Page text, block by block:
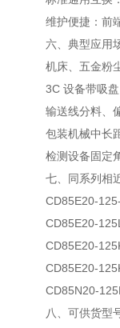
维护便捷：前
六、典型应用
机床、五金粉
3C 设备带吸
输送线分料、
包装机械中长
检测设备固定
七、同系列相
CD85E20-
CD85E20-
CD85E20-
CD85E20-
CD85N20-
八、可供货型